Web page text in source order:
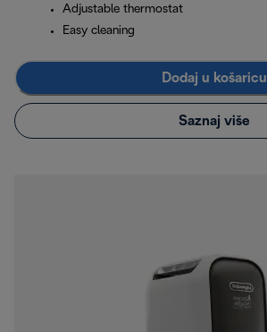
Adjustable thermostat
Easy cleaning
Dodaj u košaricu
Saznaj više